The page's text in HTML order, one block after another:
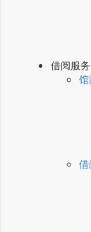
借阅服务